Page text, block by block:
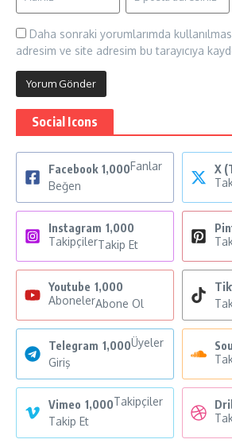
Daha sonraki yorumlarımda
adresim ve site adresim bu tarayıcıya
Social Icons
Facebook 1,000Fanlar
Beğen
X
Instagram 1,000
TakipçilerTakip Et
Youtube 1,000
AbonelerAbone Ol
Telegram 1,000Üyeler
Giriş
Vimeo 1,000Takipçiler
Takip Et